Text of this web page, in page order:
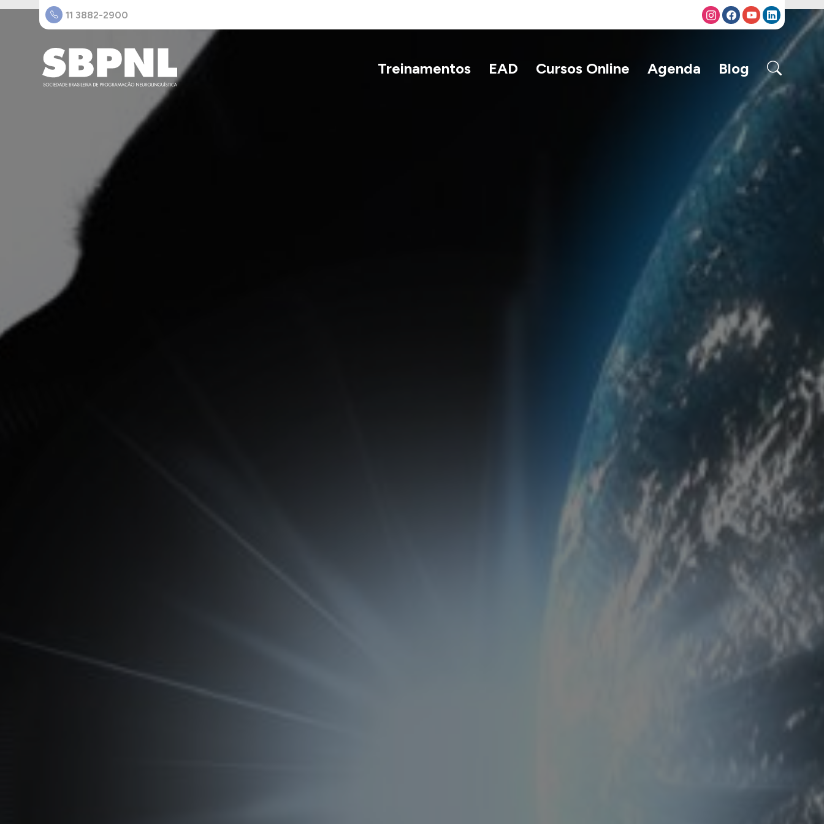
11 3882-2900
Treinamentos EAD Cursos Online Agenda Blog